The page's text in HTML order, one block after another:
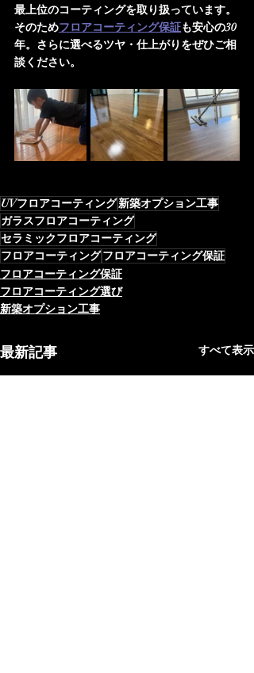
最上位のコーティングを取り扱っています。
そのためフロアコーティング保証も安心の30
年。さらに選べるツヤ・仕上がりをぜひご相
談ください。
UVフロアコーティング新築オプション工事
ガラスフロアコーティング
セラミックフロアコーティング
フロアコーティングフロアコーティング保証
フロアコーティング保証
フロアコーティング選び
新築オプション工事
最新記事 すべて表示